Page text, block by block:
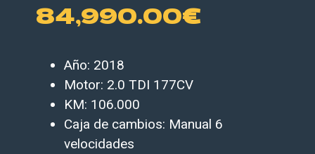
84,990.00€
Año: 2018
Motor: 2.0 TDI 177CV
KM: 106.000
Caja de cambios: Manual 6
velocidades